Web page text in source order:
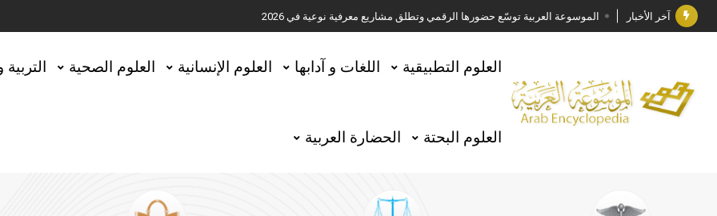
آخر الأخبار الموسوعة العربية توسّع حضورها الرقمي وتطلق مشاريع معرفية نوعية في 2026
جائزة مجمع الملك سلمان العالمي للغة العربية 2025
الأستاذ إياد خالد الطباع مدير عام لهيئة الموسوعة العربية
السيد محمد ياسين صالح وزيرا للثقافة
توصيات مجلس الإدارة
العلوم التطبيقية اللغات و آدابها العلوم الإنسانية العلوم الصحية
العلوم البحتة الحضارة العربية